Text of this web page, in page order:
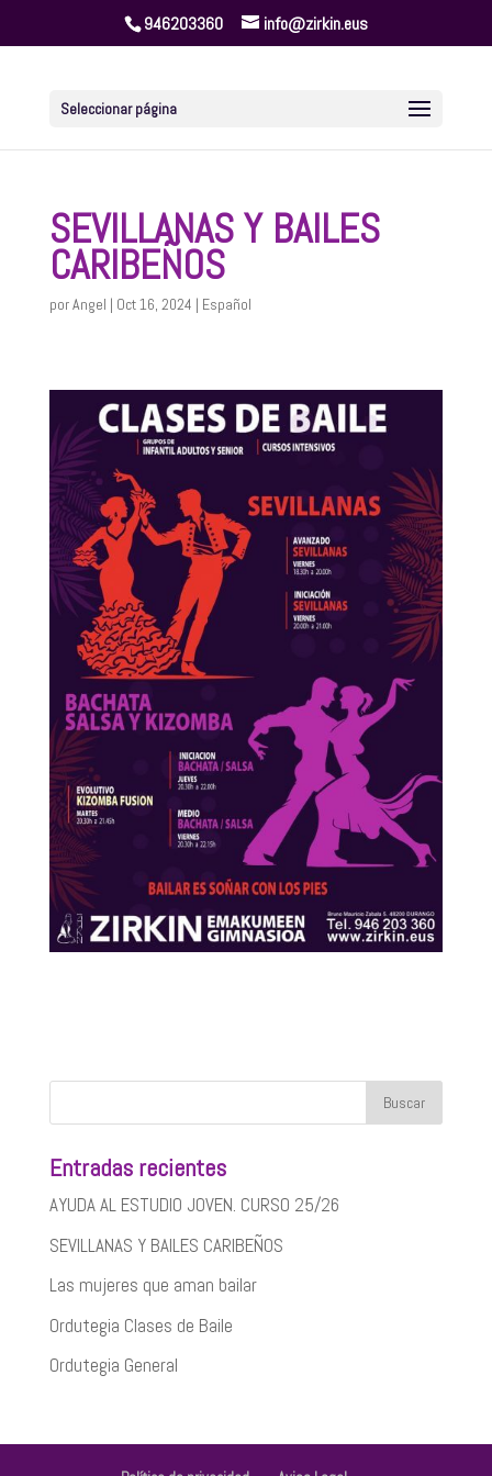
946203360 info@zirkin.eus
Seleccionar página
SEVILLANAS Y BAILES
CARIBEÑOS
porAngel | Oct 16, 2024 | Español
Entradas recientes
AYUDA AL ESTUDIO JOVEN. CURSO 25/26
SEVILLANAS Y BAILES CARIBEÑOS
Las mujeres que aman bailar
Ordutegia Clases de Baile
Ordutegia General